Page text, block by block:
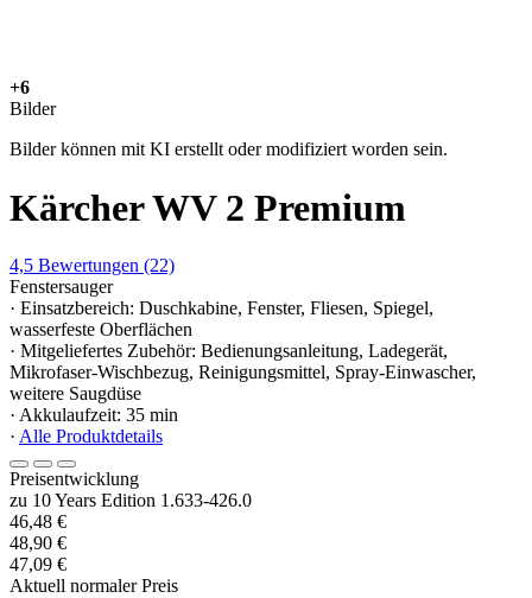
+6
Bilder
Bilder können mit KI erstellt oder modifiziert worden sein.
Kärcher WV 2 Premium
4,5 Bewertungen (22)
Fenstersauger
· Einsatzbereich: Duschkabine, Fenster, Fliesen, Spiegel,
wasserfeste Oberflächen
· Mitgeliefertes Zubehör: Bedienungsanleitung, Ladegerät,
Mikrofaser-Wischbezug, Reinigungsmittel, Spray-Einwascher,
weitere Saugdüse
· Akkulaufzeit: 35 min
· Alle Produktdetails
Preisentwicklung
zu 10 Years Edition 1.633-426.0
46,48 €
48,90 €
47,09 €
Aktuell normaler Preis